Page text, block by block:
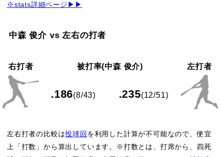
※stats詳細ページ▶▶
中森 俊介 vs 左右の打者
右打者 被打率(中森 俊介) 左打者
.186(8/43) .235(12/51)
左右打者の比較は投球回 を利用した計算が不可能なので、便宜
上「打数」から算出しています。※打数とは、打席から、四死